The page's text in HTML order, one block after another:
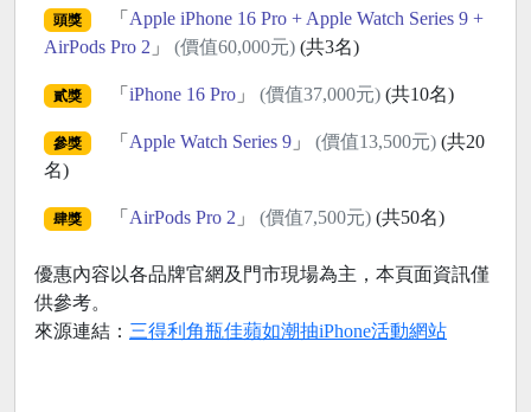
頭獎 「 Apple iPhone 16 Pro + Apple Watch Series 9 +
AirPods Pro 2 」 (價值60,000元) (共3名)
貳獎 「 iPhone 16 Pro」 (價值37,000元)(共10名)
參獎 「 Apple Watch Series 9」 (價值13,500元)(共20
名)
肆獎 「 AirPods Pro 2 」 (價值7,500元)(共50名)
優惠內容以各品牌官網及門市現場為主，本頁面資訊僅
供參考。
來源連結： 三得利角瓶佳蘋如潮抽iPhone活動網站